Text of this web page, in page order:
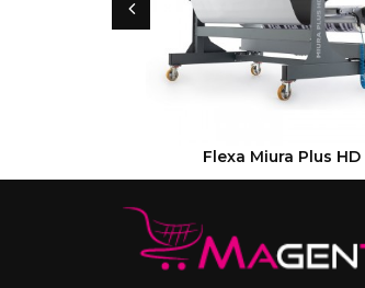
VOIR LE PRODUIT
Flexa Miura Plus HD